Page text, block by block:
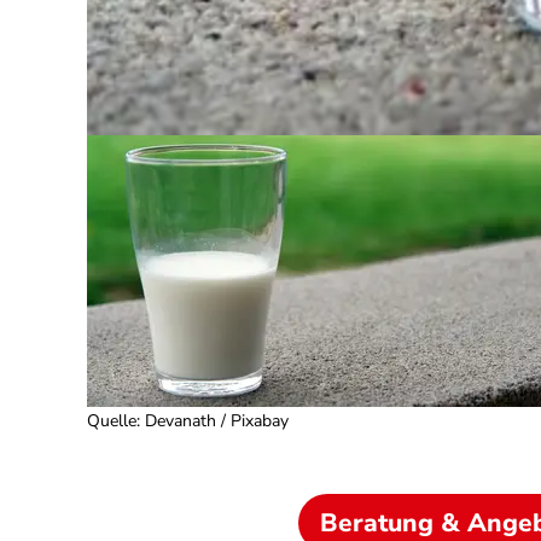
Quelle: Devanath / Pixabay
Beratung &